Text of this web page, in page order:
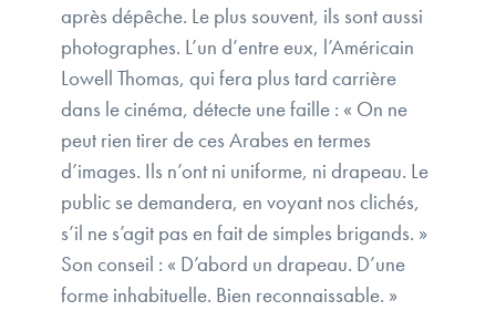
après dépêche. Le plus souvent, ils sont aussi
photographes. L’un d’entre eux, l’Américain
Lowell Thomas, qui fera plus tard carrière
dans le cinéma, détecte une faille : « On ne
peut rien tirer de ces Arabes en termes
d’images. Ils n’ont ni uniforme, ni drapeau. Le
public se demandera, en voyant nos clichés,
s’il ne s’agit pas en fait de simples brigands. »
Son conseil : « D’abord un drapeau. D’une
forme inhabituelle. Bien reconnaissable. »